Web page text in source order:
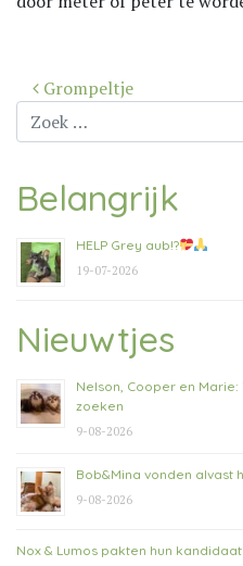
Bericht
navigatie
Grompeltje
Zoek
naar:
Belangrijk
HELP Grey aub!?
19-07-2026
Nieuwtjes
Nelson, Cooper en Marie:
zoeken
9-08-2026
Bob&Mina vonden alvast
9-08-2026
Nox & Lumos pakten hun